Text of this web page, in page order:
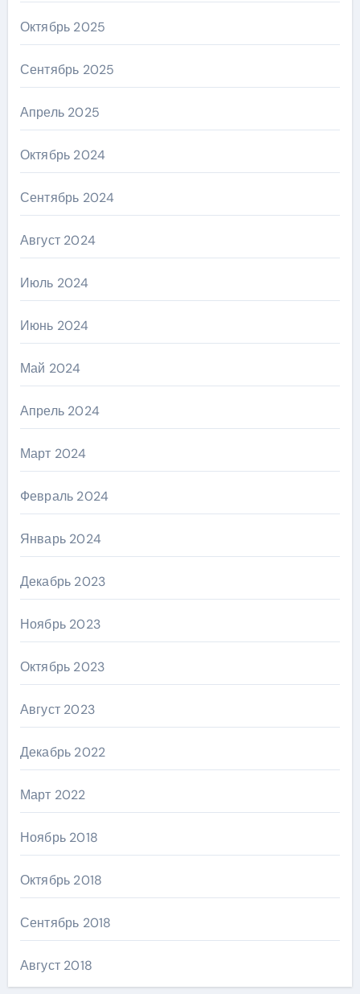
Октябрь 2025
Сентябрь 2025
Апрель 2025
Октябрь 2024
Сентябрь 2024
Август 2024
Июль 2024
Июнь 2024
Май 2024
Апрель 2024
Март 2024
Февраль 2024
Январь 2024
Декабрь 2023
Ноябрь 2023
Октябрь 2023
Август 2023
Декабрь 2022
Март 2022
Ноябрь 2018
Октябрь 2018
Сентябрь 2018
Август 2018